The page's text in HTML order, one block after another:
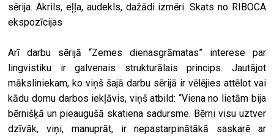
sērija. Akrils, eļļa, audekls, dažādi izmēri. Skats no RIBOCA
ekspozīcijas
Arī darbu sērijā “Zemes dienasgrāmatas” interese par
lingvistiku ir galvenais strukturālais princips. Jautājot
māksliniekam, ko viņš šajā darbu sērijā ir vēlējies attēlot vai
kādu domu darbos iekļāvis, viņš atbild: “Viena no lietām bija
bērnišķā un pieaugušā skatiena sadursme. Bērni visu uztver
dzīvāk, viņi, manuprāt, ir nepastarpinātākā saskarē ar